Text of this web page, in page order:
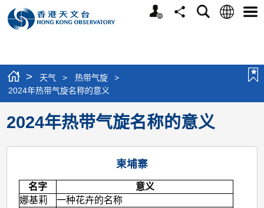
个
分
搜
语
选
> 天气 > 热带气旋
>
2024年热带气旋名称的意义
2024年热带气旋名称的意义
柬埔寨
名字
意义
娜基莉
一种花卉的名称